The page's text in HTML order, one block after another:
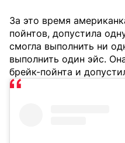
За это время
пойнтов, допустила
смогла выполнить ни
выполнить один эйс.
брейк-пойнта и